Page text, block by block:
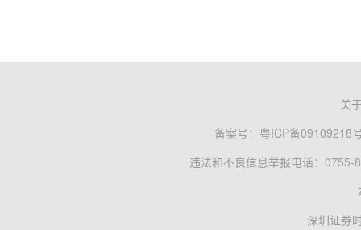
关
备案号： 粤ICP备09109218
违法和不良信息举报电话：0755-
深圳证券